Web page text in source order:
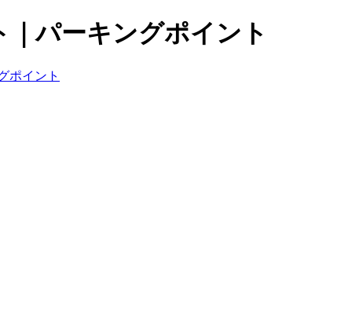
パーキングポイント
ポイント